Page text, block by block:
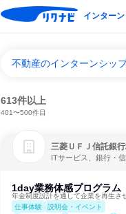
インターン
不動産のインターンシッ
613件以上
401〜500件目
三菱ＵＦＪ信託銀
ITサービス、銀行・
1day業務体感プログラム
年金制度設計を通して企業を再生さ
仕事体験
説明会・イベント